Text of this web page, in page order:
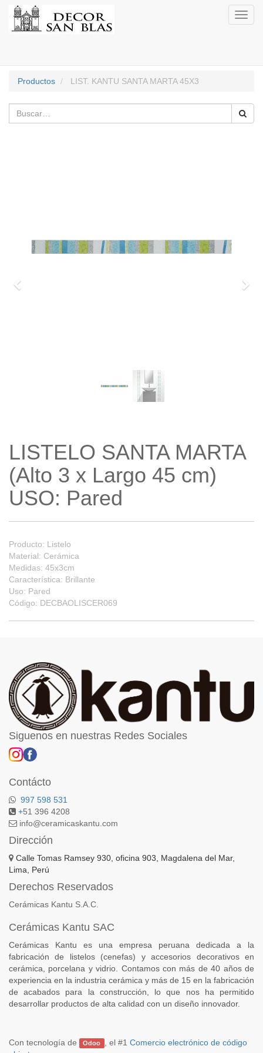
Productos LIST. KANTU SANTA MARTA 45X3
LISTELO SANTA MARTA
(Alto 3 x Largo 45 cm)
USO: Pared
Producto: Listelo
Material: Cerámica
Medidas: 45x3cm
Característica: Brillante
Uso: Pared
Código: DECBAOLISCER069
Siguenos en nuestras Redes Sociales
Contácto
997 598 531
+51 396 4208
info@ceramicaskantu.com
Dirección
Calle Tomas Ramsey 930, oficina 903, Magdalena del Mar,
Lima, Perú
Derechos Reservados
Cerámicas Kantu S.A.C.
Cerámicas Kantu SAC
Cerámicas Kantu es una empresa peruana dedicada a la
fabricación de listelos (cenefas) y accesorios decorativos en
cerámica, porcelana y vidrio. Contamos con más de 40 años de
experiencia en la industria cerámica y más de 15 en la fabricación
de acabados para la construcción, lo que nos ha permitido
desarrollar productos de alta calidad con un diseño innovador.
Con tecnología de Odoo , el #1 Comercio electrónico de código